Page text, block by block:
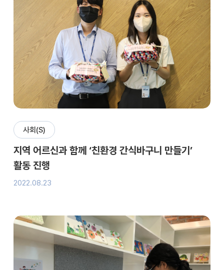
사회(S)
지역 어르신과 함께 ‘친환경 간식바구니 만들기’
활동 진행
2022.08.23